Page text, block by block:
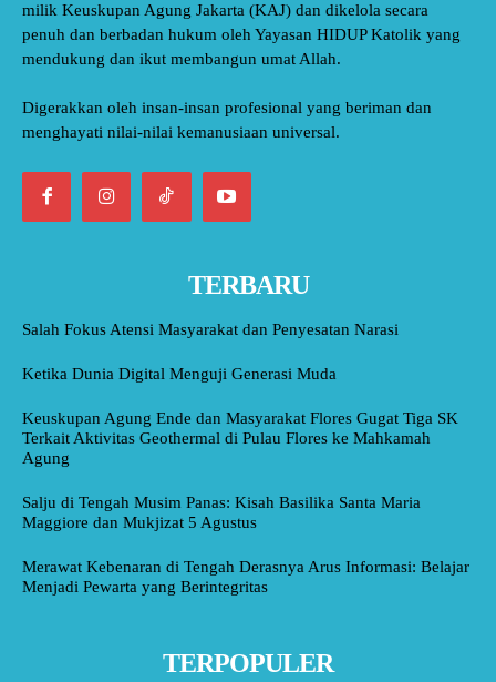
milik Keuskupan Agung Jakarta (KAJ) dan dikelola secara
penuh dan berbadan hukum oleh Yayasan HIDUP Katolik yang
mendukung dan ikut membangun umat Allah.
Digerakkan oleh insan-insan profesional yang beriman dan
menghayati nilai-nilai kemanusiaan universal.
TERBARU
Salah Fokus Atensi Masyarakat dan Penyesatan Narasi
Ketika Dunia Digital Menguji Generasi Muda
Keuskupan Agung Ende dan Masyarakat Flores Gugat Tiga SK
Terkait Aktivitas Geothermal di Pulau Flores ke Mahkamah
Agung
Salju di Tengah Musim Panas: Kisah Basilika Santa Maria
Maggiore dan Mukjizat 5 Agustus
Merawat Kebenaran di Tengah Derasnya Arus Informasi: Belajar
Menjadi Pewarta yang Berintegritas
TERPOPULER